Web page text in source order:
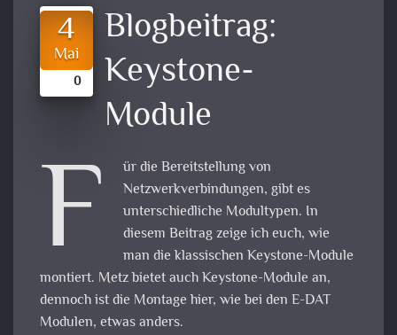
4
Mai
0
Blogbeitrag:
Keystone-
Module
F
ür die Bereitstellung von
Netzwerkverbindungen, gibt es
unterschiedliche Modultypen. In
diesem Beitrag zeige ich euch, wie
man die klassischen Keystone-Module
montiert. Metz bietet auch Keystone-Module an,
dennoch ist die Montage hier, wie bei den E-DAT
Modulen, etwas anders.